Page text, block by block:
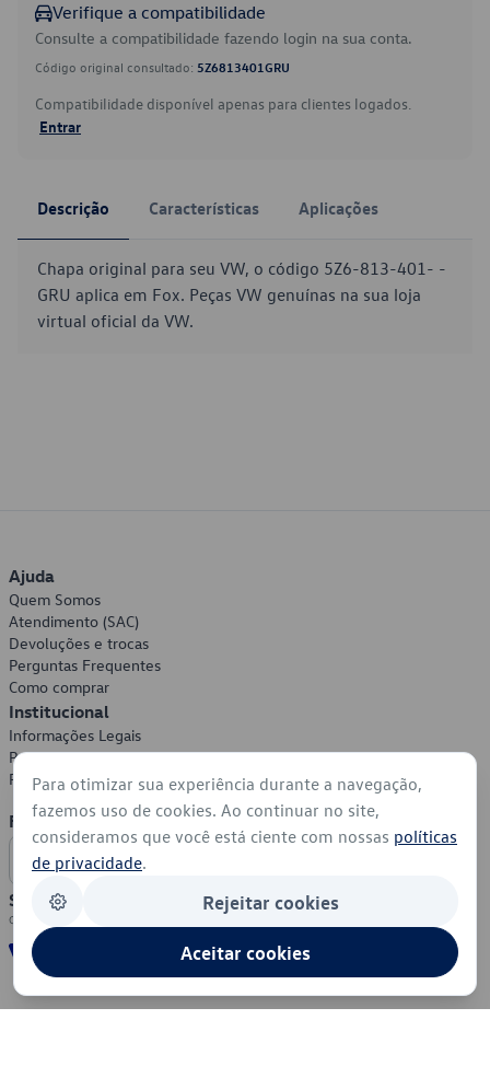
Verifique a compatibilidade
Consulte a compatibilidade fazendo login na sua conta.
Código original consultado: 5Z6813401GRU
Compatibilidade disponível apenas para clientes logados.
Entrar
Descrição Características Aplicações
Chapa original para seu VW, o código 5Z6-813-401- -
GRU aplica em Fox. Peças VW genuínas na sua loja
virtual oficial da VW.
Ajuda
Quem Somos
Atendimento (SAC)
Devoluções e trocas
Perguntas Frequentes
Como comprar
Institucional
Informações Legais
Política de Privacidade
Política de Cookies
Formas de Pagamento
Segurança
Para otimizar sua experiência durante a navegação,
fazemos uso de cookies. Ao continuar no site,
consideramos que você está ciente com nossas políticas
de privacidade.
Rejeitar cookies
Aceitar cookies